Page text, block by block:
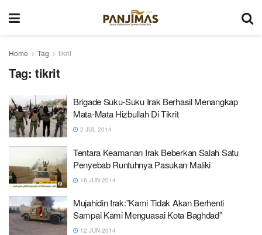
Home Tag tikrit
Tag: tikrit
Brigade Suku-Suku Irak Berhasil Menangkap
Mata-Mata Hizbullah Di Tikrit
2 JUL 2014
Tentara Keamanan Irak Beberkan Salah Satu
Penyebab Runtuhnya Pasukan Maliki
16 JUN 2014
Mujahidin Irak:”Kami Tidak Akan Berhenti
Sampai Kami Menguasai Kota Baghdad”
12 JUN 2014